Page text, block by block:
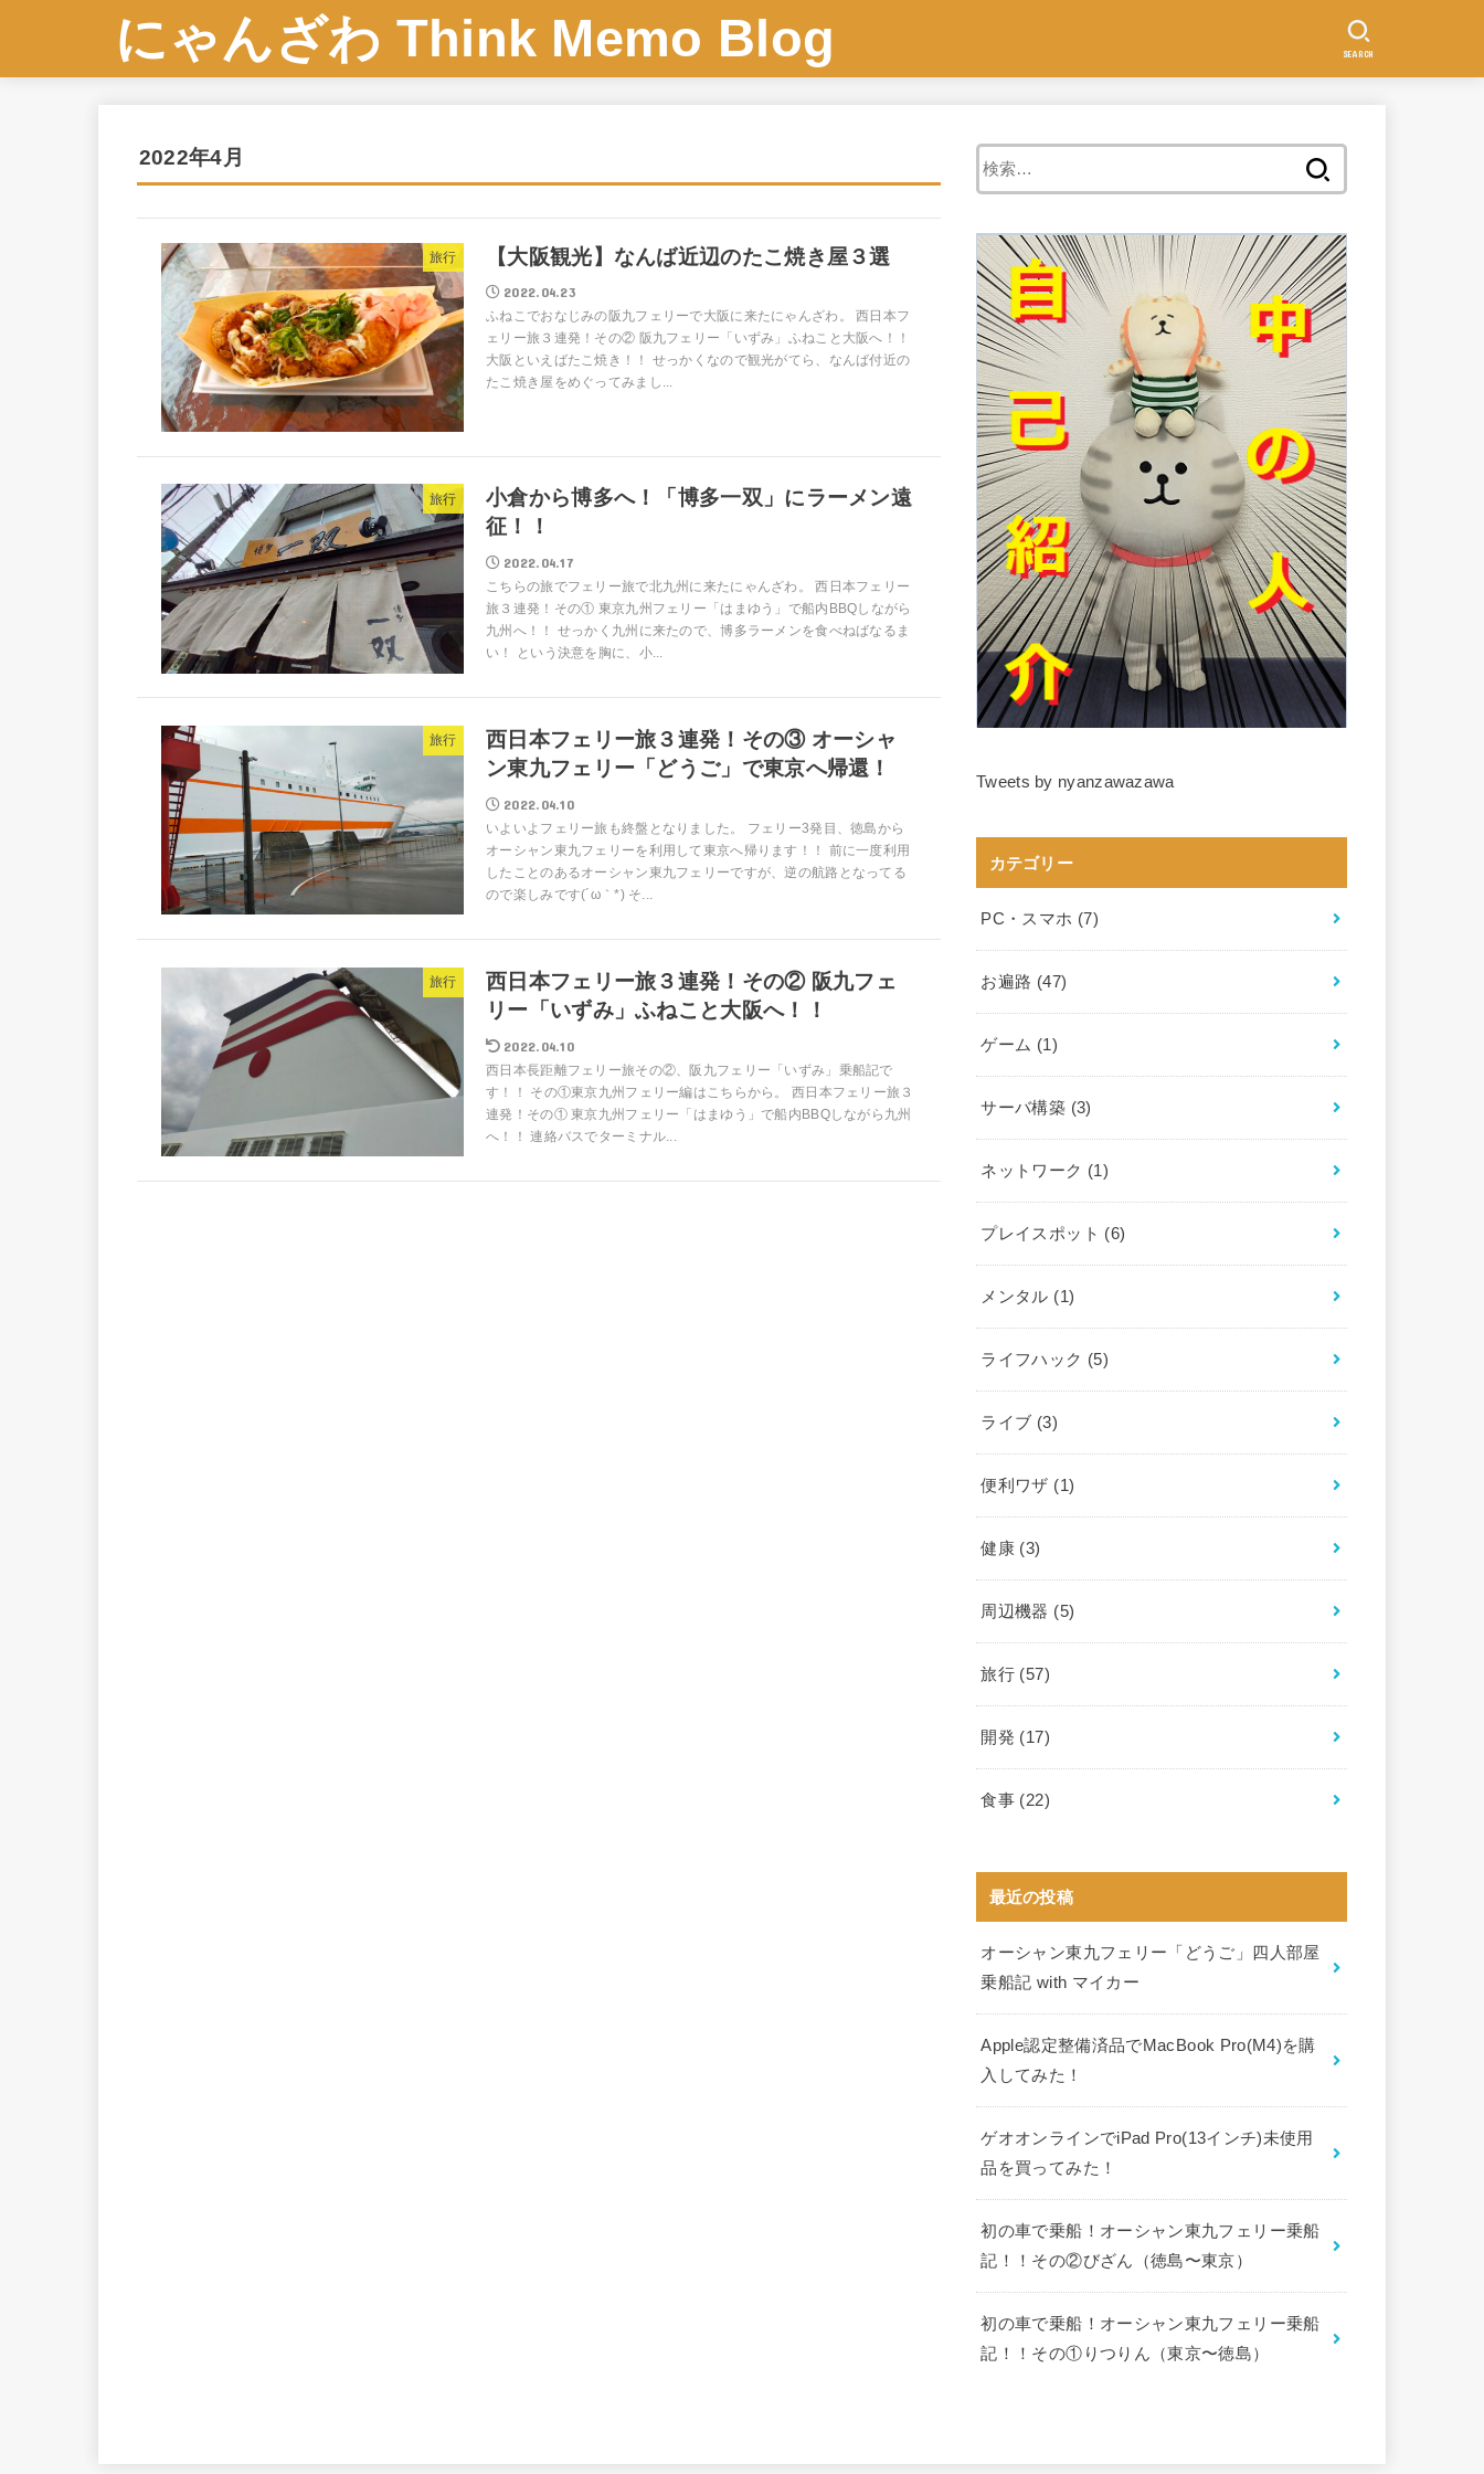
にゃんざわ Think Memo Blog SEARCH
2022年4月
旅行 【大阪観光】なんば近辺のたこ焼き屋３選
2022.04.23
ふねこでおなじみの阪九フェリーで大阪に来たにゃんざわ。 西日本フ
ェリー旅３連発！その② 阪九フェリー「いずみ」ふねこと大阪へ！！
大阪といえばたこ焼き！！ せっかくなので観光がてら、なんば付近の
たこ焼き屋をめぐってみまし...
旅行
小倉から博多へ！「博多一双」にラーメン遠
征！！
2022.04.17
こちらの旅でフェリー旅で北九州に来たにゃんざわ。 西日本フェリー
旅３連発！その① 東京九州フェリー「はまゆう」で船内BBQしながら
九州へ！！ せっかく九州に来たので、博多ラーメンを食べねばなるま
い！ という決意を胸に、小...
旅行
西日本フェリー旅３連発！その③ オーシャ
ン東九フェリー「どうご」で東京へ帰還！
2022.04.10
いよいよフェリー旅も終盤となりました。 フェリー3発目、徳島から
オーシャン東九フェリーを利用して東京へ帰ります！！ 前に一度利用
したことのあるオーシャン東九フェリーですが、逆の航路となってる
ので楽しみです(´ω｀*) そ...
旅行
西日本フェリー旅３連発！その② 阪九フェ
リー「いずみ」ふねこと大阪へ！！
2022.04.10
西日本長距離フェリー旅その②、阪九フェリー「いずみ」乗船記で
す！！ その①東京九州フェリー編はこちらから。 西日本フェリー旅３
連発！その① 東京九州フェリー「はまゆう」で船内BBQしながら九州
へ！！ 連絡バスでターミナル...
Tweets by nyanzawazawa
カテゴリー
PC・スマホ (7)
お遍路 (47)
ゲーム (1)
サーバ構築 (3)
ネットワーク (1)
プレイスポット (6)
メンタル (1)
ライフハック (5)
ライブ (3)
便利ワザ (1)
健康 (3)
周辺機器 (5)
旅行 (57)
開発 (17)
食事 (22)
最近の投稿
オーシャン東九フェリー「どうご」四人部屋
乗船記 with マイカー
Apple認定整備済品でMacBook Pro(M4)を購
入してみた！
ゲオオンラインでiPad Pro(13インチ)未使用
品を買ってみた！
初の車で乗船！オーシャン東九フェリー乗船
記！！その②びざん（徳島〜東京）
初の車で乗船！オーシャン東九フェリー乗船
記！！その①りつりん（東京〜徳島）